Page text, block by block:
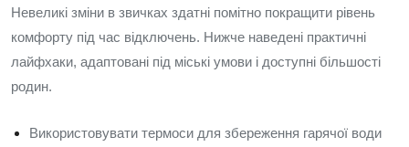
Невеликі зміни в звичках здатні помітно покращити рівень
комфорту під час відключень. Нижче наведені практичні
лайфхаки, адаптовані під міські умови і доступні більшості
родин.
Використовувати термоси для збереження гарячої води